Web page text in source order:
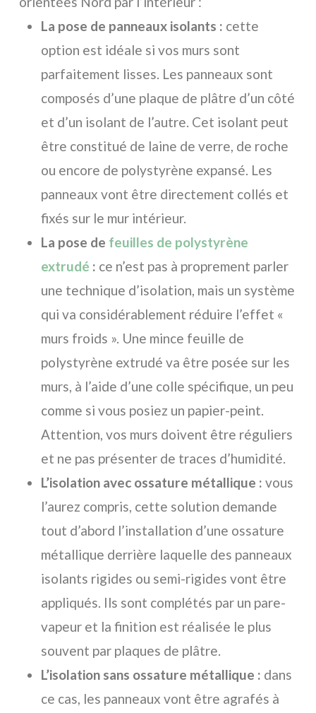
La pose de panneaux isolants : cette
option est idéale si vos murs sont
parfaitement lisses. Les panneaux sont
composés d’une plaque de plâtre d’un côté
et d’un isolant de l’autre. Cet isolant peut
être constitué de laine de verre, de roche
ou encore de polystyrène expansé. Les
panneaux vont être directement collés et
fixés sur le mur intérieur.
La pose de feuilles de polystyrène
extrudé : ce n’est pas à proprement parler
une technique d’isolation, mais un système
qui va considérablement réduire l’effet «
murs froids ». Une mince feuille de
polystyrène extrudé va être posée sur les
murs, à l’aide d’une colle spécifique, un peu
comme si vous posiez un papier-peint.
Attention, vos murs doivent être réguliers
et ne pas présenter de traces d’humidité.
L’isolation avec ossature métallique : vous
l’aurez compris, cette solution demande
tout d’abord l’installation d’une ossature
métallique derrière laquelle des panneaux
isolants rigides ou semi-rigides vont être
appliqués. Ils sont complétés par un pare-
vapeur et la finition est réalisée le plus
souvent par plaques de plâtre.
L’isolation sans ossature métallique : dans
ce cas, les panneaux vont être agrafés à